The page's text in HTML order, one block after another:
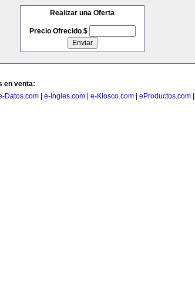
Realizar una Oferta
Precio Ofrecido $
en venta:
Datos.com e-Ingles.com e-Kiosco.com eProductos.com